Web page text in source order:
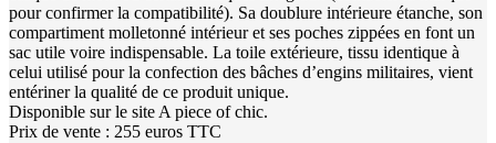
pour confirmer la compatibilité). Sa doublure intérieure étanche, son
compartiment molletonné intérieur et ses poches zippées en font un
sac utile voire indispensable. La toile extérieure, tissu identique à
celui utilisé pour la confection des bâches d’engins militaires, vient
entériner la qualité de ce produit unique.
Disponible sur le site A piece of chic.
Prix de vente : 255 euros TTC